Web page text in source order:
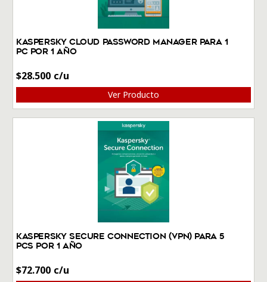
Kaspersky Cloud Password Manager Para 1
PC por 1 Año
$28.500
Ver Producto
Kaspersky Secure Connection (VPN) Para 5
PCs por 1 Año
$72.700